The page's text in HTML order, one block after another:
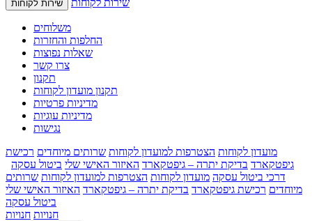
שירות לקוחות שירות לקוחות
משלוחים
החלפות והחזרות
שאלות נפוצות
צרו קשר
תקנון
תקנון מועדון לקוחות
מדיניות פרטיות
מדיניות עוגיות
נגישות
מועדון לקוחות הצטרפות למועדון לקוחות שרותים מיוחדים רכישת
גיפטקארד בדיקת יתרה – גיפטקארד האיזור האישי שלי ביטול עסקה
דרכי ביטול עסקה מועדון לקוחות הצטרפות למועדון לקוחות שרותים
מיוחדים רכישת גיפטקארד בדיקת יתרה – גיפטקארד האיזור האישי שלי
ביטול עסקה
חנויות חנויות